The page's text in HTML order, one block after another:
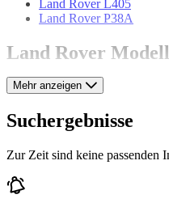
Land Rover L405
Land Rover P38A
Land Rover
Land Rover 109
Land Rover 86
Land Rover 88
Land Rover Discovery
Mehr anzeigen
Suchergebnisse
Zur Zeit sind keine passenden